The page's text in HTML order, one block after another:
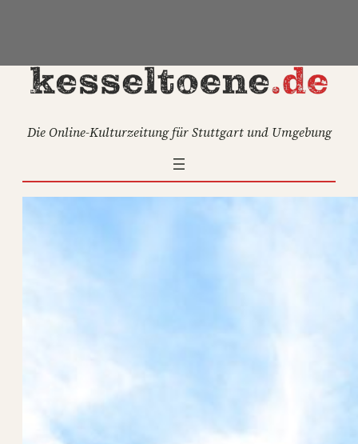
Die Online-Kulturzeitung für Stuttgart und Umgebung